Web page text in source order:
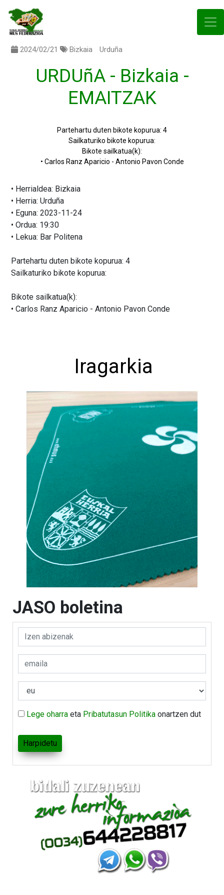
2024/02/21 Bizkaia Urduña
URDUñA - Bizkaia -
EMAITZAK
Partehartu duten bikote kopurua: 4
Sailkaturiko bikote kopurua:
Bikote sailkatua(k):
• Carlos Ranz Aparicio - Antonio Pavon Conde
• Herrialdea: Bizkaia
• Herria: Urduña
• Eguna: 2023-11-24
• Ordua: 19:30
• Lekua: Bar Politena
Partehartu duten bikote kopurua: 4
Sailkaturiko bikote kopurua:
Bikote sailkatua(k):
• Carlos Ranz Aparicio - Antonio Pavon Conde
Iragarkia
JASO boletina
Lege oharra eta Pribatutasun Politika onartzen dut